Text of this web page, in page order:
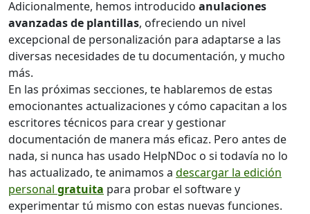
Adicionalmente, hemos introducido anulaciones
avanzadas de plantillas, ofreciendo un nivel
excepcional de personalización para adaptarse a las
diversas necesidades de tu documentación, y mucho
más.
En las próximas secciones, te hablaremos de estas
emocionantes actualizaciones y cómo capacitan a los
escritores técnicos para crear y gestionar
documentación de manera más eficaz. Pero antes de
nada, si nunca has usado HelpNDoc o si todavía no lo
has actualizado, te animamos a descargar la edición
personal gratuita para probar el software y
experimentar tú mismo con estas nuevas funciones.